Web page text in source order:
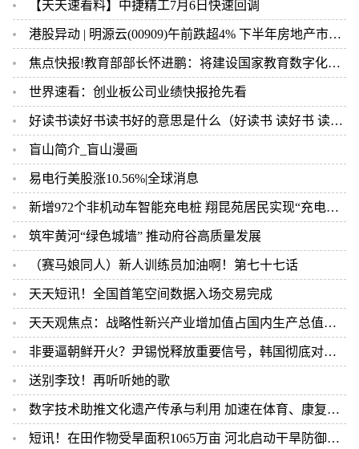
【天天速看料】中捷精工7月6日快速回调
港股异动 | 明源云(00909)午前跌超4% 下半年房地产市场恢复仍有波折
焦点快报!教育部部长怀进鹏：将建设国家教育数字化大数据中心
世界速看：创业板公司业绩快报抢先看
好读书读好书读书好的意思是什么（好读书 读好书 读书好 的意思） 环球关注
盲山简介_盲山漫画
易电行美股涨10.56%|全球消息
新增972个非机动车智能充电桩 翔昆苑居民实现“充电自由”
筑牢黄河“绿色城墙” 推动府谷高质量发展
（赛马娘同人）新人训练员加油啊！第七十七话
天天短讯！全国首笔空间数据入场交易完成
天天观焦点：战略性新兴产业增加值占国内生产总值比重超13%（新数据 新看点）
非要逼朝鲜开火？尹锡悦释放重要信号，韩国彻底对金正恩摊牌
送别李玟！再听听她的歌
数字技术助推文化遗产传承与利用 加速在体育、康复等领域应用
短讯！在田作物受旱面积1065万亩 河北启动干旱防御Ⅳ级应急响应